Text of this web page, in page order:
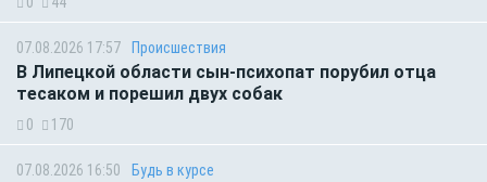
07.08.2026 17:57 Происшествия
В Липецкой области сын-психопат порубил отца
тесаком и порешил двух собак
0 170
07.08.2026 16:50 Будь в курсе